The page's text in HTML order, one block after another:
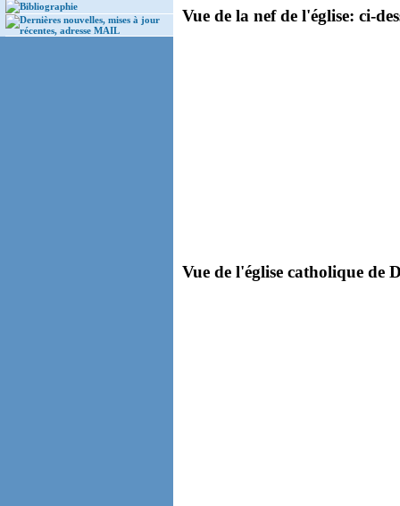
Bibliographie
Dernières nouvelles, mises à jour
récentes, adresse MAIL
Vue de la nef de l'église: ci-
Vue de l'église catholique de